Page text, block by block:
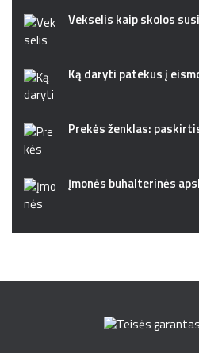
Vekselis kaip skolos
Ką daryti patekus į
Prekės ženklas:
Įmonės buhalterinės